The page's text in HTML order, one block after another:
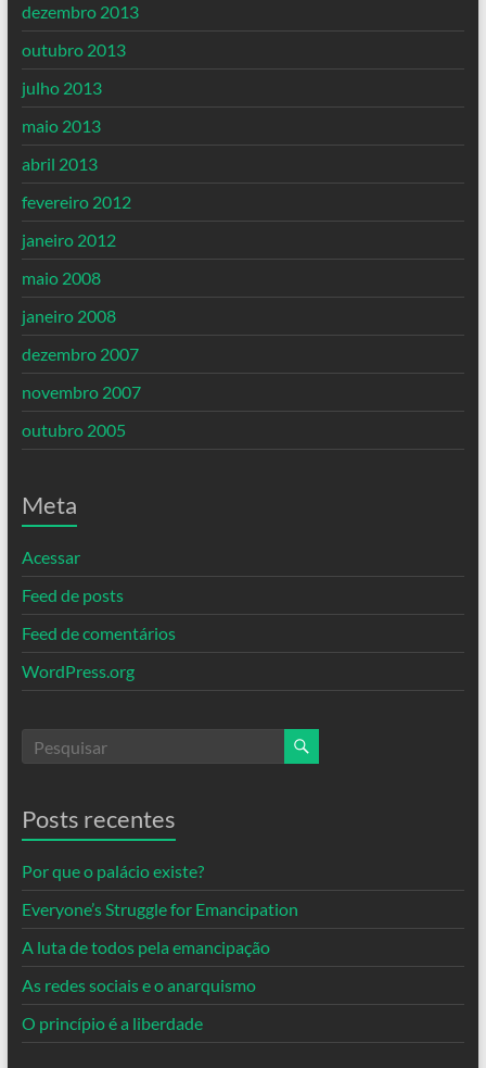
dezembro 2013
outubro 2013
julho 2013
maio 2013
abril 2013
fevereiro 2012
janeiro 2012
maio 2008
janeiro 2008
dezembro 2007
novembro 2007
outubro 2005
Meta
Acessar
Feed de posts
Feed de comentários
WordPress.org
Posts recentes
Por que o palácio existe?
Everyone’s Struggle for Emancipation
A luta de todos pela emancipação
As redes sociais e o anarquismo
O princípio é a liberdade